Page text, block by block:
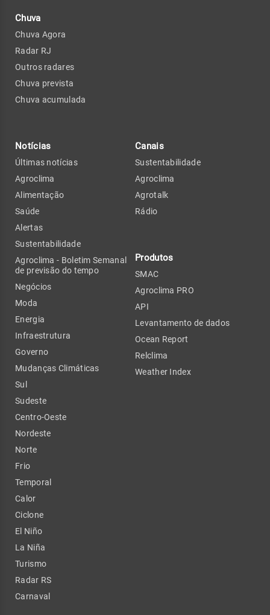
Chuva
Chuva Agora
Radar RJ
Outros radares
Chuva prevista
Chuva acumulada
Notícias
Últimas notícias
Agroclima
Alimentação
Saúde
Alertas
Sustentabilidade
Agroclima - Boletim Semanal
de previsão do tempo
Negócios
Moda
Energia
Infraestrutura
Governo
Mudanças Climáticas
Sul
Sudeste
Centro-Oeste
Nordeste
Norte
Frio
Temporal
Calor
Ciclone
El Niño
La Niña
Turismo
Radar RS
Carnaval
Canais
Sustentabilidade
Agroclima
Agrotalk
Rádio
Produtos
SMAC
Agroclima PRO
API
Levantamento de dados
Ocean Report
Relclima
Weather Index